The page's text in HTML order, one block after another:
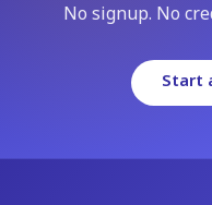
No signup. No
Start